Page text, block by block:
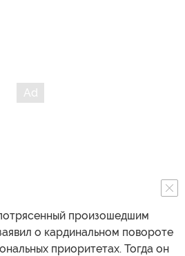
произошедшим
о кардинальном повороте
приоритетах. Тогда он